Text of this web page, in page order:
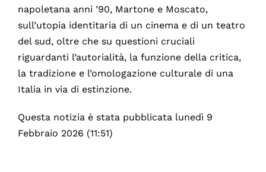
napoletana anni ’90, Martone e Moscato,
sull’utopia identitaria di un cinema e di un teatro
del sud, oltre che su questioni cruciali
riguardanti l’autorialità, la funzione della critica,
la tradizione e l’omologazione culturale di una
Italia in via di estinzione.
Questa notizia è stata pubblicata lunedì 9
Febbraio 2026 (11:51)